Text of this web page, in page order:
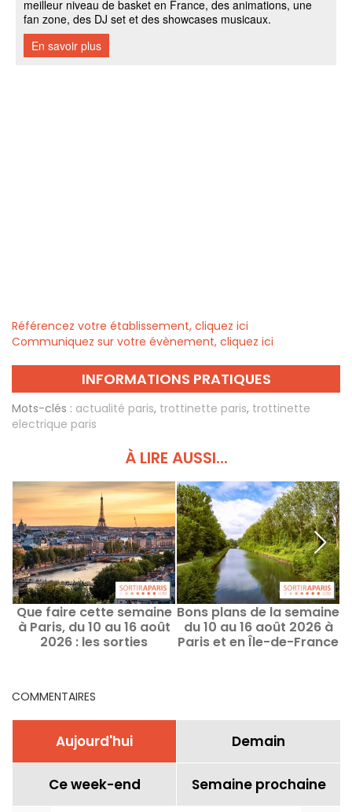
Référencez votre établissement, cliquez ici
Communiquez sur votre évènement, cliquez ici
INFORMATIONS PRATIQUES
Mots-clés : actualité paris, trottinette paris, trottinette
electrique paris
À LIRE AUSSI...
Que faire cette semaine
à Paris, du 10 au 16 août
2026 : les sorties
Bons plans de la semaine
du 10 au 16 août 2026 à
Paris et en Île-de-France
COMMENTAIRES
Aujourd'hui Demain
Ce week-end Semaine prochaine